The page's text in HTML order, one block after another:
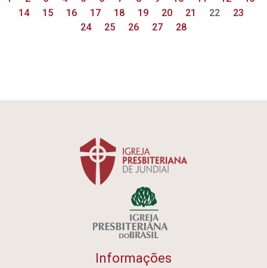
14
15 16 17 18 19 20 21 22
23
24
25 26 27 28
Informações